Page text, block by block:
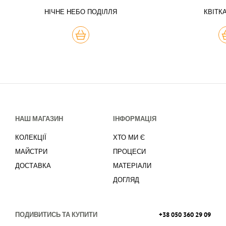
НІЧНЕ НЕБО ПОДІЛЛЯ
КУПИТЬ
НАШ МАГАЗИН
КОЛЕКЦІЇ
МАЙСТРИ
ДОСТАВКА
ІНФОРМАЦІЯ
ХТО МИ Є
ПРОЦЕСИ
МАТЕРІАЛИ
ДОГЛЯД
ПОДИВИТИСЬ ТА КУПИТИ +38 050 360 29 09